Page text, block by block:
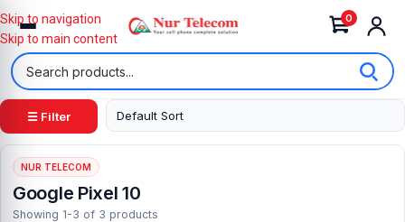
0
Skip to navigation
Skip to main content
☰ Filter
NUR TELECOM
Google Pixel 10
Showing 1-3 of 3 products